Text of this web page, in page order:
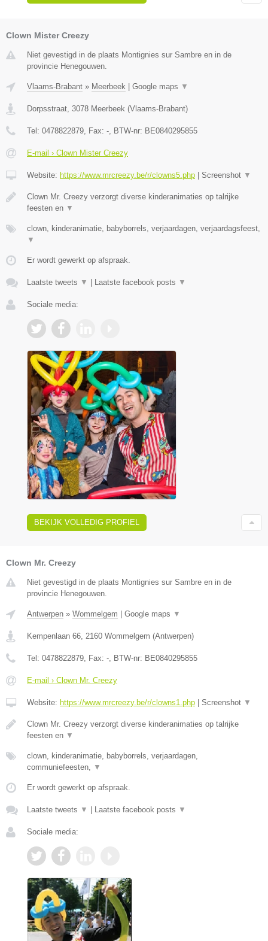
Clown Mister Creezy
Niet gevestigd in de plaats Montignies sur Sambre en in de
provincie Henegouwen.
Vlaams-Brabant » Meerbeek Google maps ▼
Dorpsstraat, 3078 Meerbeek (Vlaams-Brabant)
Tel: 0478822879, Fax: -, BTW-nr: BE0840295855
E-mail › Clown Mister Creezy
Website: https://www.mrcreezy.be/r/clowns5.php Screenshot ▼
Clown Mr. Creezy verzorgt diverse kinderanimaties op talrijke
feesten en ▼
clown, kinderanimatie, babyborrels, verjaardagen, verjaardagsfeest,
▼
Er wordt gewerkt op afspraak.
Laatste tweets ▼ Laatste facebook posts ▼
Sociale media:
BEKIJK VOLLEDIG PROFIEL
Clown Mr. Creezy
Niet gevestigd in de plaats Montignies sur Sambre en in de
provincie Henegouwen.
Antwerpen » Wommelgem Google maps ▼
Kempenlaan 66, 2160 Wommelgem (Antwerpen)
Tel: 0478822879, Fax: -, BTW-nr: BE0840295855
E-mail › Clown Mr. Creezy
Website: https://www.mrcreezy.be/r/clowns1.php Screenshot ▼
Clown Mr. Creezy verzorgt diverse kinderanimaties op talrijke
feesten en ▼
clown, kinderanimatie, babyborrels, verjaardagen,
communiefeesten, ▼
Er wordt gewerkt op afspraak.
Laatste tweets ▼ Laatste facebook posts ▼
Sociale media: